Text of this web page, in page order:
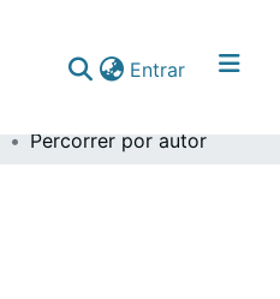
Entrar(current)
Percorrer por autor